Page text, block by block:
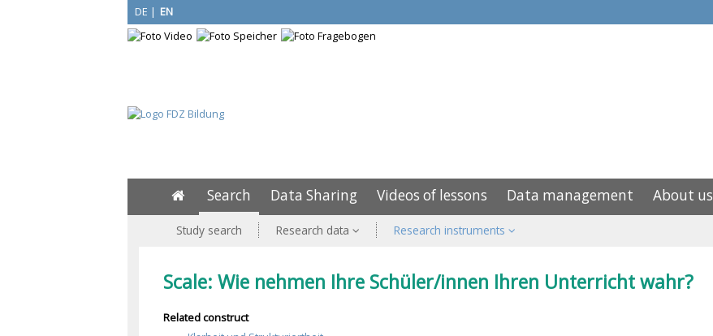
DE | EN
Search Data Sharing Videos of lessons Data management About us
Study search Research data Research instruments
Scale: Wie nehmen Ihre Schüler/innen Ihren Unterricht wahr?
Related construct